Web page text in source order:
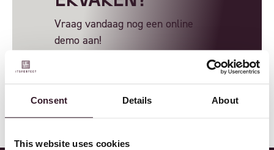
Consent Details About
This website uses cookies
Vraag vandaag nog een online
demo aan!